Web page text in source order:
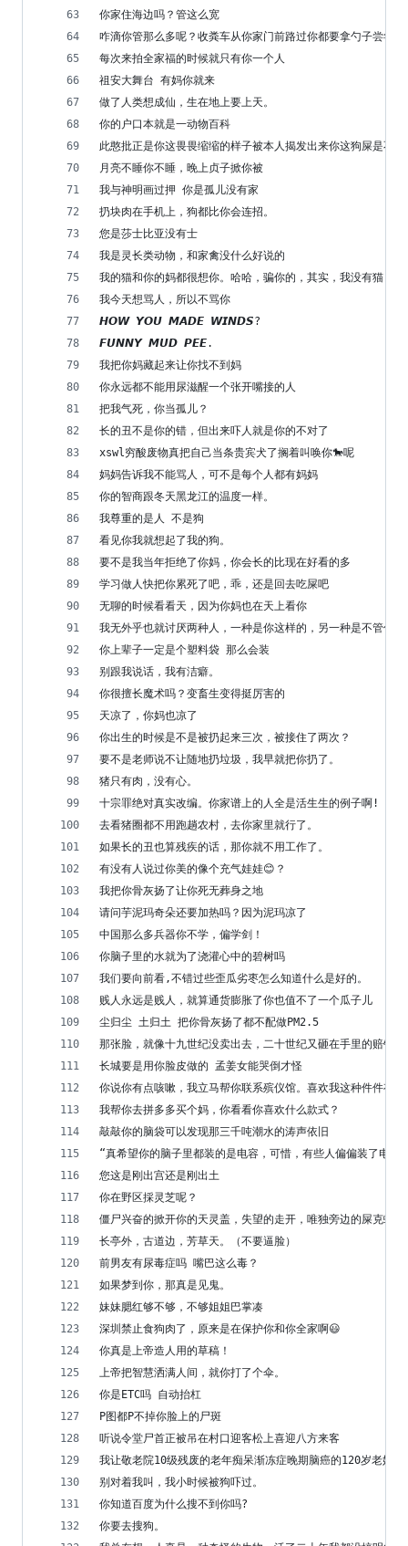
你家住海边吗？管这么宽
咋滴你管那么多呢？收粪车从你家门前路过你都要拿勺子尝尝咸
每次来拍全家福的时候就只有你一个人
祖安大舞台 有妈你就来
做了人类想成仙，生在地上要上天。
你的户口本就是一动物百科
此憨批正是你这畏畏缩缩的样子被本人揭发出来你这狗屎是不
月亮不睡你不睡，晚上贞子掀你被
我与神明画过押 你是孤儿没有家
扔块肉在手机上，狗都比你会连招。
您是莎士比亚没有士
我是灵长类动物，和家禽没什么好说的
我的猫和你的妈都很想你。哈哈，骗你的，其实，我没有猫，
我今天想骂人，所以不骂你
𝙃𝙊𝙒 𝙔𝙊𝙐 𝙈𝘼𝘿𝙀 𝙒𝙄𝙉𝘿𝙎?
𝙁𝙐𝙉𝙉𝙔 𝙈𝙐𝘿 𝙋𝙀𝙀.
我把你妈藏起来让你找不到妈
你永远都不能用尿滋醒一个张开嘴接的人
把我气死，你当孤儿？
长的丑不是你的错，但出来吓人就是你的不对了
xswl穷酸废物真把自己当条贵宾犬了搁着叫唤你🐎呢
妈妈告诉我不能骂人，可不是每个人都有妈妈
你的智商跟冬天黑龙江的温度一样。
我尊重的是人 不是狗
看见你我就想起了我的狗。
要不是我当年拒绝了你妈，你会长的比现在好看的多
学习做人快把你累死了吧，乖，还是回去吃屎吧
无聊的时候看看天，因为你妈也在天上看你
我无外乎也就讨厌两种人，一种是你这样的，另一种是不管你
你上辈子一定是个塑料袋 那么会装
别跟我说话，我有洁癖。
你很擅长魔术吗？变畜生变得挺厉害的
天凉了，你妈也凉了
你出生的时候是不是被扔起来三次，被接住了两次？
要不是老师说不让随地扔垃圾，我早就把你扔了。
猪只有肉，没有心。
十宗罪绝对真实改编。你家谱上的人全是活生生的例子啊!
去看猪圈都不用跑趟农村，去你家里就行了。
如果长的丑也算残疾的话，那你就不用工作了。
有没有人说过你美的像个充气娃娃😊？
我把你骨灰扬了让你死无葬身之地
请问芋泥玛奇朵还要加热吗？因为泥玛凉了
中国那么多兵器你不学，偏学剑！
你脑子里的水就为了浇灌心中的碧树吗
我们要向前看,不错过些歪瓜劣枣怎么知道什么是好的。
贱人永远是贱人，就算通货膨胀了你也值不了一个瓜子儿
尘归尘 土归土 把你骨灰扬了都不配做PM2.5
那张脸，就像十九世纪没卖出去，二十世纪又砸在手里的赔钱
长城要是用你脸皮做的 孟姜女能哭倒才怪
你说你有点咳嗽，我立马帮你联系殡仪馆。喜欢我这种件件有
我帮你去拼多多买个妈，你看看你喜欢什么款式？
敲敲你的脑袋可以发现那三千吨潮水的涛声依旧
​“真希望你的脑子里都装的是电容，可惜，有些人偏偏装了电阻
您这是刚出宫还是刚出土
你在野区採灵芝呢？
僵尸兴奋的掀开你的天灵盖，失望的走开，唯独旁边的屎克螂
长亭外，古道边，芳草天。（不要逼脸）
前男友有尿毒症吗 嘴巴这么毒？
如果梦到你，那真是见鬼。
妹妹腮红够不够，不够姐姐巴掌凑
深圳禁止食狗肉了，原来是在保护你和你全家啊😃
你真是上帝造人用的草稿！
上帝把智慧洒满人间，就你打了个伞。
你是ETC吗 自动抬杠
P图都P不掉你脸上的尸斑
听说令堂尸首正被吊在村口迎客松上喜迎八方来客
我让敬老院10级残废的老年痴呆渐冻症晚期脑癌的120岁老奶
别对着我叫，我小时候被狗吓过。
你知道百度为什么搜不到你吗?
你要去搜狗。